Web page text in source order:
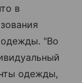
в
одежды. "Во
одежды,